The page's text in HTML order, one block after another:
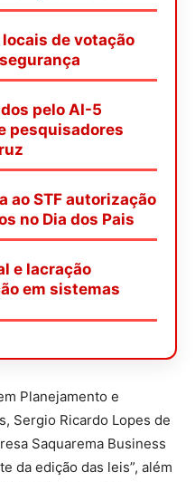
de votação
pelo AI-5
pesquisadores
ao STF autorização
no Dia dos Pais
e lacração
em sistemas
Planejamento e
Sergio Ricardo Lopes de
Saquarema Business
da edição das leis”, além